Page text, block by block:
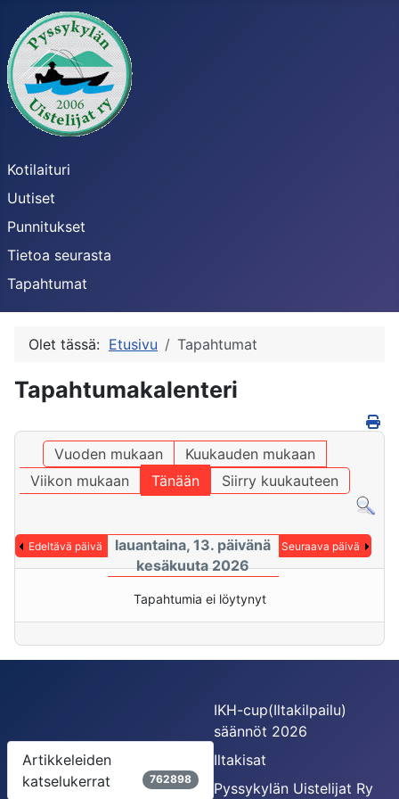
Kotilaituri
Uutiset
Punnitukset
Tietoa seurasta
Tapahtumat
Olet tässä: Etusivu Tapahtumat
Tapahtumakalenteri
Vuoden mukaan
Kuukauden mukaan
Viikon mukaan
Tänään Siirry kuukauteen
Edeltävä päivä
lauantaina, 13. päivänä
kesäkuuta 2026
Seuraava päivä
Tapahtumia ei löytynyt
Artikkeleiden
katselukerrat
762898
IKH-cup(Iltakilpailu)
säännöt 2026
Iltakisat
Pyssykylän Uistelijat Ry